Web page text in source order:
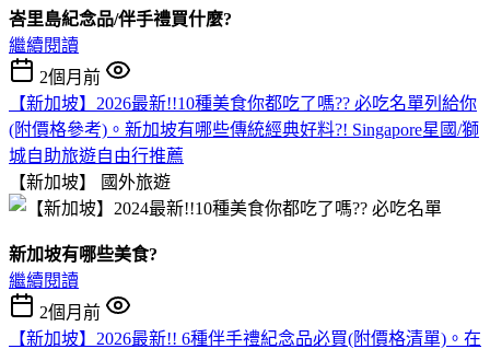
峇里島紀念品/伴手禮買什麼?
繼續閱讀
2個月前
【新加坡】2026最新!!10種美食你都吃了嗎?? 必吃名單列給你
(附價格參考)。新加坡有哪些傳統經典好料?! Singapore星國/獅
城自助旅遊自由行推薦
【新加坡】
國外旅遊
新加坡有哪些美食?
繼續閱讀
2個月前
【新加坡】2026最新!! 6種伴手禮紀念品必買(附價格清單)。在